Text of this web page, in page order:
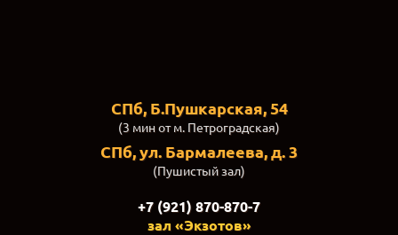
СПб, Б.Пушкарская, 54
(3 мин от м. Петроградская)
СПб, ул. Бармалеева, д. 3
(Пушистый зал)
+7 (921) 870-870-7
зал «Экзотов»